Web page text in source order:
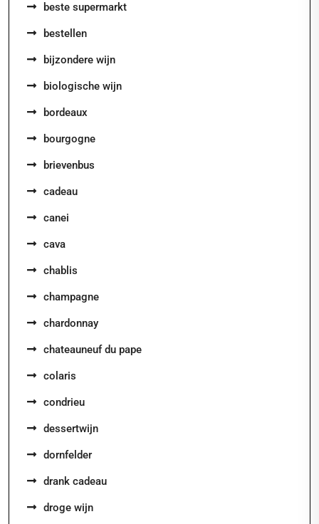
beste supermarkt
bestellen
bijzondere wijn
biologische wijn
bordeaux
bourgogne
brievenbus
cadeau
canei
cava
chablis
champagne
chardonnay
chateauneuf du pape
colaris
condrieu
dessertwijn
dornfelder
drank cadeau
droge wijn